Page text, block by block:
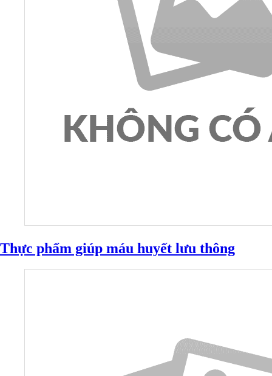
Thực phẩm giúp máu huyết lưu thông